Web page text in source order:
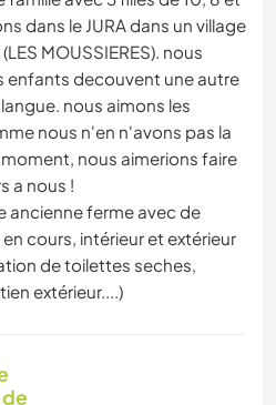
dans le JURA dans un village
MOUSSIERES). nous
enfants decouvent une autre
nous aimons les
nous n'en n'avons pas la
nous aimerions faire
a nous !
ancienne ferme avec de
cours, intérieur et extérieur
de toilettes seches,
extérieur....)